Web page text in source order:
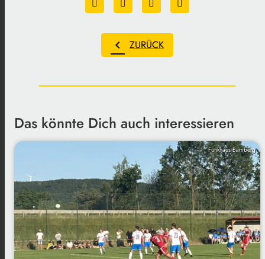
chevron_left ZURÜCK
Das könnte Dich auch interessieren
Funkhaus Bamberg